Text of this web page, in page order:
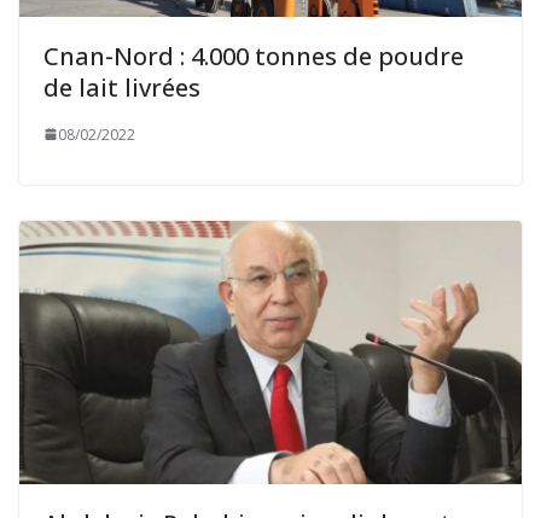
Cnan-Nord : 4.000 tonnes de poudre
de lait livrées
08/02/2022